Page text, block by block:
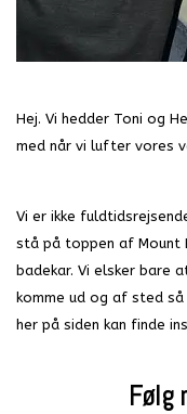
Hej. Vi hedder Toni og
med når vi lufter vores
Vi er ikke
stå på toppen af Mount
badekar. Vi elsker bare
komme ud og af sted
her på siden kan finde
Følg